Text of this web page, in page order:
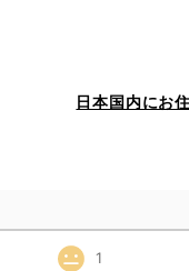
日本国内にお
1